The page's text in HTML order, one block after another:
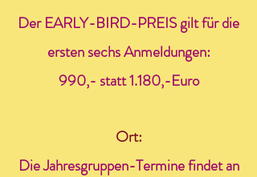
Der EARLY-BIRD-PREIS gilt für die
ersten sechs Anmeldungen:
990,- statt 1.180,-Euro
Ort:
Die Jahresgruppen-Termine findet an